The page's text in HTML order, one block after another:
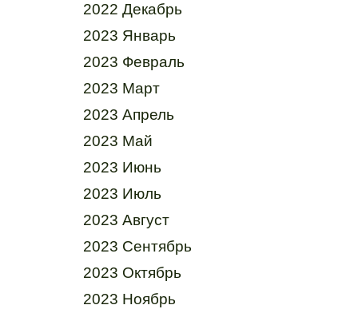
2022 Декабрь
2023 Январь
2023 Февраль
2023 Март
2023 Апрель
2023 Май
2023 Июнь
2023 Июль
2023 Август
2023 Сентябрь
2023 Октябрь
2023 Ноябрь